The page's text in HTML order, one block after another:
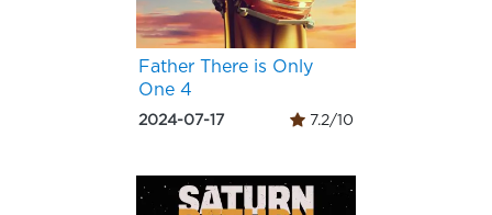
Father There is Only
One 4
2024-07-17 7.2/10